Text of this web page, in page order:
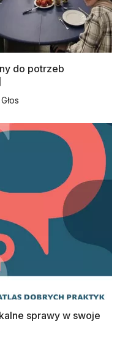
do potrzeb
sprawy w swoje